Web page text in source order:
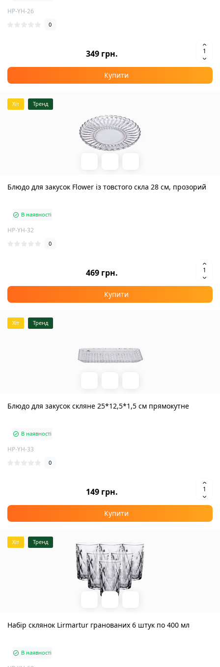
HP-YH-26
0
349 грн.
Купити
Хіт Тренд
Блюдо для закусок Flower із товстого скла 28 см, прозорий
В наявності
HP-YH-32
0
469 грн.
Купити
Хіт Тренд
Блюдо для закусок скляне 25*12,5*1,5 см прямокутне
В наявності
HP-YH-33
0
149 грн.
Купити
Хіт Тренд
Набір склянок Lirmartur гранованих 6 штук по 400 мл
В наявності